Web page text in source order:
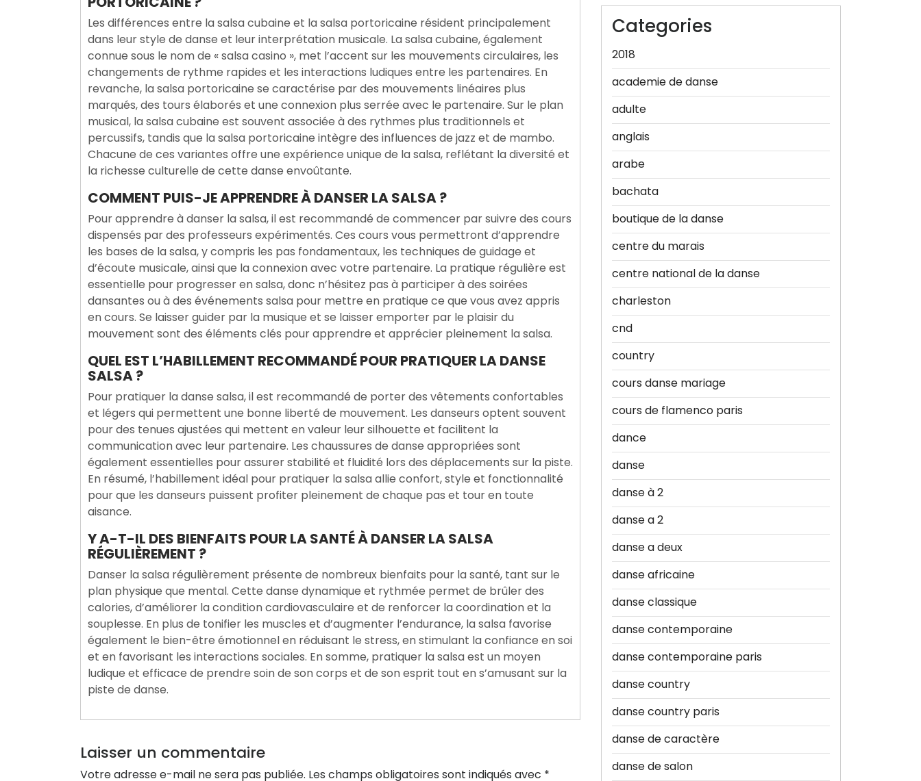
Les différences entre la salsa cubaine et la salsa portoricaine résident principalement
dans leur style de danse et leur interprétation musicale. La salsa cubaine, également
connue sous le nom de « salsa casino », met l’accent sur les mouvements circulaires, les
changements de rythme rapides et les interactions ludiques entre les partenaires. En
revanche, la salsa portoricaine se caractérise par des mouvements linéaires plus
marqués, des tours élaborés et une connexion plus serrée avec le partenaire. Sur le plan
musical, la salsa cubaine est souvent associée à des rythmes plus traditionnels et
percussifs, tandis que la salsa portoricaine intègre des influences de jazz et de mambo.
Chacune de ces variantes offre une expérience unique de la salsa, reflétant la diversité et
la richesse culturelle de cette danse envoûtante.
COMMENT PUIS-JE APPRENDRE À DANSER LA SALSA ?
Pour apprendre à danser la salsa, il est recommandé de commencer par suivre des cours
dispensés par des professeurs expérimentés. Ces cours vous permettront d’apprendre
les bases de la salsa, y compris les pas fondamentaux, les techniques de guidage et
d’écoute musicale, ainsi que la connexion avec votre partenaire. La pratique régulière est
essentielle pour progresser en salsa, donc n’hésitez pas à participer à des soirées
dansantes ou à des événements salsa pour mettre en pratique ce que vous avez appris
en cours. Se laisser guider par la musique et se laisser emporter par le plaisir du
mouvement sont des éléments clés pour apprendre et apprécier pleinement la salsa.
QUEL EST L’HABILLEMENT RECOMMANDÉ POUR PRATIQUER LA DANSE
SALSA ?
Pour pratiquer la danse salsa, il est recommandé de porter des vêtements confortables
et légers qui permettent une bonne liberté de mouvement. Les danseurs optent souvent
pour des tenues ajustées qui mettent en valeur leur silhouette et facilitent la
communication avec leur partenaire. Les chaussures de danse appropriées sont
également essentielles pour assurer stabilité et fluidité lors des déplacements sur la piste.
En résumé, l’habillement idéal pour pratiquer la salsa allie confort, style et fonctionnalité
pour que les danseurs puissent profiter pleinement de chaque pas et tour en toute
aisance.
Y A-T-IL DES BIENFAITS POUR LA SANTÉ À DANSER LA SALSA
RÉGULIÈREMENT ?
Danser la salsa régulièrement présente de nombreux bienfaits pour la santé, tant sur le
plan physique que mental. Cette danse dynamique et rythmée permet de brûler des
calories, d’améliorer la condition cardiovasculaire et de renforcer la coordination et la
souplesse. En plus de tonifier les muscles et d’augmenter l’endurance, la salsa favorise
également le bien-être émotionnel en réduisant le stress, en stimulant la confiance en soi
et en favorisant les interactions sociales. En somme, pratiquer la salsa est un moyen
ludique et efficace de prendre soin de son corps et de son esprit tout en s’amusant sur la
piste de danse.
Laisser un commentaire
Votre adresse e-mail ne sera pas publiée. Les champs obligatoires sont indiqués avec *
Categories
2018
academie de danse
adulte
anglais
arabe
bachata
boutique de la danse
centre du marais
centre national de la danse
charleston
cnd
country
cours danse mariage
cours de flamenco paris
dance
danse
danse à 2
danse a 2
danse a deux
danse africaine
danse classique
danse contemporaine
danse contemporaine paris
danse country
danse country paris
danse de caractère
danse de salon